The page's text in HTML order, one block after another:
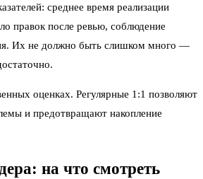
среднее время реализации
правок после ревью, соблюдение
Их не должно быть слишком много —
оценках. Регулярные 1:1 позволяют
и предотвращают накопление
на что смотреть